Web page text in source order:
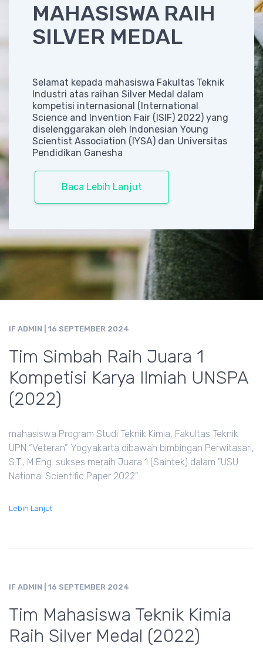
MAHASISWA RAIH
SILVER MEDAL
Selamat kepada mahasiswa Fakultas Teknik
Industri atas raihan Silver Medal dalam
kompetisi internasional (International
Science and Invention Fair (ISIF) 2022) yang
diselenggarakan oleh Indonesian Young
Scientist Association (IYSA) dan Universitas
Pendidikan Ganesha
Baca Lebih Lanjut
IF ADMIN | 16 SEPTEMBER 2024
Tim Simbah Raih Juara 1
Kompetisi Karya Ilmiah UNSPA
(2022)
mahasiswa Program Studi Teknik Kimia, Fakultas Teknik
UPN “Veteran” Yogyakarta dibawah bimbingan Perwitasari,
S.T., M.Eng. sukses meraih Juara 1 (Saintek) dalam "USU
National Scientific Paper 2022"
Lebih Lanjut
IF ADMIN | 16 SEPTEMBER 2024
Tim Mahasiswa Teknik Kimia
Raih Silver Medal (2022)